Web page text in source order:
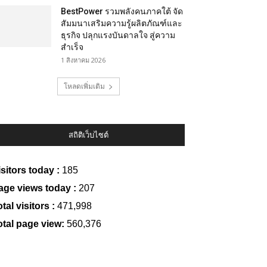
BestPower รวมพลังคนภาคใต้ จัด
สัมมนาเสริมความรู้ผลิตภัณฑ์และ
ธุรกิจ ปลุกแรงบันดาลใจ สู่ความ
สำเร็จ
1 สิงหาคม 2026
โหลดเพิ่มเติม
สถิติเว็บไซต์
today : 185
views today : 207
visitors : 471,998
page view: 560,376